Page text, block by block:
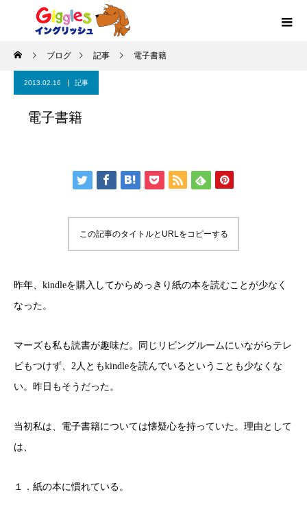
ブログ 記事 電子書籍
2013.02.16 記事
電子書籍
この記事のタイトルとURLをコピーする
昨年、kindleを購入してからめっきり紙の本を読むことが少なく
なった。
マーズも私も読書が趣味だ。同じリビングルームにいながらテレ
ビもつけず、2人ともkindleを読んでいるということも少なくな
い。昨日もそうだった。
当初私は、電子書籍については懐疑心を持っていた。理由として
は、
１．紙の本に慣れている。